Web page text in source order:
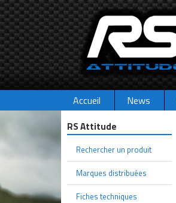
Accueil News
RS Attitude
Rechercher un produit
Marques distribuées
Fiches techniques